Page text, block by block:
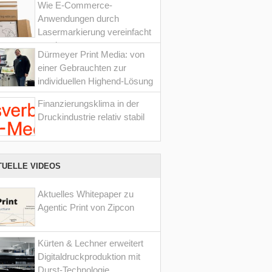
Wie E-Commerce-
Anwendungen durch
Lasermarkierung vereinfacht
werden
Dürmeyer Print Media: von
einer Gebrauchten zur
individuellen Highend-Lösung
Finanzierungsklima in der
Druckindustrie relativ stabil
VIDEOS
Aktuelles Whitepaper zu
Agentic Print von Zipcon
Kürten & Lechner erweitert
Digitaldruckproduktion mit
Durst-Technologie